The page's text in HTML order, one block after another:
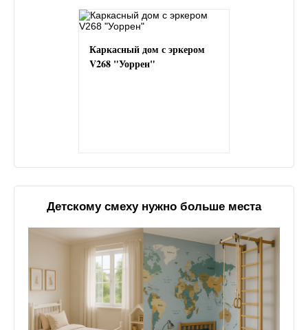
Каркасный дом с эркером
V268 "Уоррен"
Детскому смеху нужно больше места